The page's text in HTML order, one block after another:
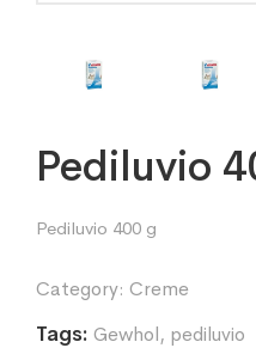
Pediluvio
Pediluvio 400 g
Category: Creme
Tags: Gewhol, pediluvio